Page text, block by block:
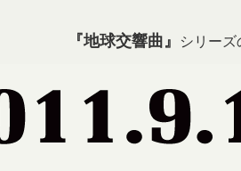
『地球交響曲』 シリーズ